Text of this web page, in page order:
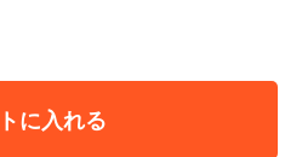
に入れる